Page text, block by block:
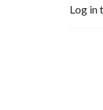
Log in